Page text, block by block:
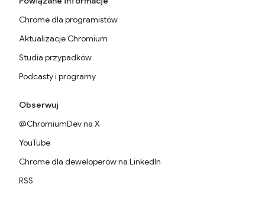
Chrome dla programistów
Aktualizacje Chromium
Studia przypadków
Podcasty i programy
Obserwuj
@ChromiumDev na X
YouTube
Chrome dla deweloperów na LinkedIn
RSS